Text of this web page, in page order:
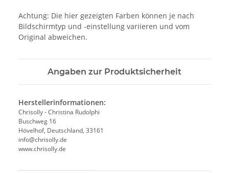
Achtung: Die hier gezeigten Farben können je nach
Bildschirmtyp und -einstellung variieren und vom
Original abweichen.
Angaben zur Produktsicherheit
Herstellerinformationen:
Chrisolly - Christina Rudolphi
Buschweg 16
Hövelhof, Deutschland, 33161
info@chrisolly.de
www.chrisolly.de